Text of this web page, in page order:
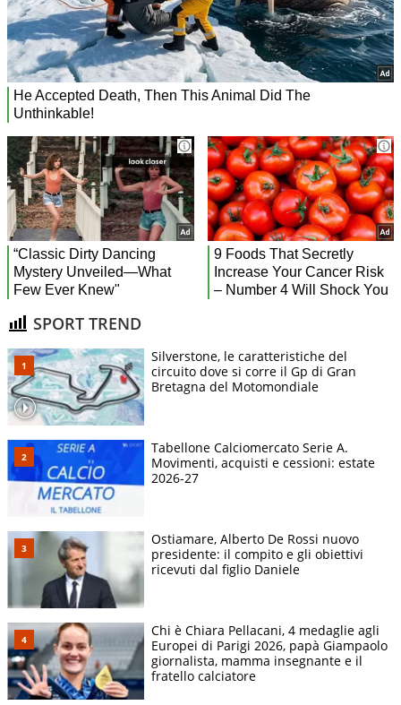
SPORT TREND
Silverstone, le caratteristiche del
circuito dove si corre il Gp di Gran
Bretagna del Motomondiale
Tabellone Calciomercato Serie A.
Movimenti, acquisti e cessioni: estate
2026-27
Ostiamare, Alberto De Rossi nuovo
presidente: il compito e gli obiettivi
ricevuti dal figlio Daniele
Chi è Chiara Pellacani, 4 medaglie agli
Europei di Parigi 2026, papà Giampaolo
giornalista, mamma insegnante e il
fratello calciatore